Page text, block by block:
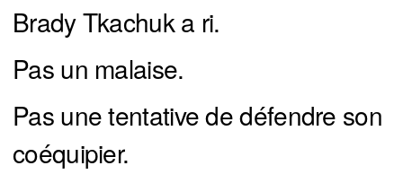
Brady Tkachuk a ri.
Pas un malaise.
Pas une tentative de défendre son
coéquipier.